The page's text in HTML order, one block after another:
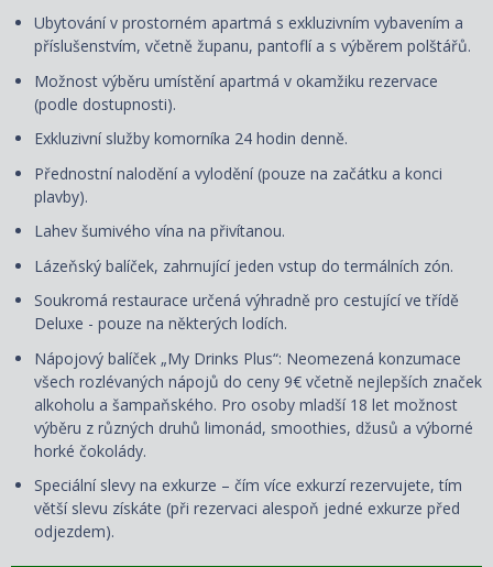
Ubytování v prostorném apartmá s exkluzivním vybavením a
příslušenstvím, včetně županu, pantoflí a s výběrem polštářů.
Možnost výběru umístění apartmá v okamžiku rezervace
(podle dostupnosti).
Exkluzivní služby komorníka 24 hodin denně.
Přednostní nalodění a vylodění (pouze na začátku a konci
plavby).
Lahev šumivého vína na přivítanou.
Lázeňský balíček, zahrnující jeden vstup do termálních zón.
Soukromá restaurace určená výhradně pro cestující ve třídě
Deluxe - pouze na některých lodích.
Nápojový balíček „My Drinks Plus“: Neomezená konzumace
všech rozlévaných nápojů do ceny 9€ včetně nejlepších značek
alkoholu a šampaňského. Pro osoby mladší 18 let možnost
výběru z různých druhů limonád, smoothies, džusů a výborné
horké čokolády.
Speciální slevy na exkurze – čím více exkurzí rezervujete, tím
větší slevu získáte (při rezervaci alespoň jedné exkurze před
odjezdem).